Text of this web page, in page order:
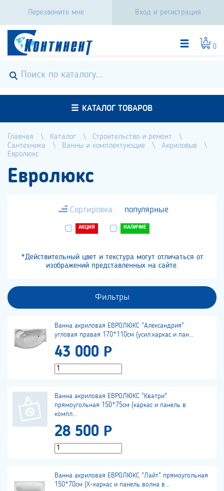
Перезвоните мне Вход и регистрация
0
КАТАЛОГ ТОВАРОВ
Главная Каталог
Строительство и ремонт
Сантехника
Ванны и комплектующие
Акриловые
Евролюкс
Евролюкс
Сортировка: популярные
АКЦИЯ НАЛИЧИЕ
*Действительный цвет и текстура могут отличаться от
изображений представленных на сайте.
Фильтры
Ванна акриловая ЕВРОЛЮКС "Александрия"
угловая правая 170*110см (усил.каркас и пан...
43 000 Р
Ванна акриловая ЕВРОЛЮКС "Кватри"
прямоугольная 150*75см (каркас и панель в
компл...
28 500 Р
Ванна акриловая ЕВРОЛЮКС "Лайт" прямоугольная
150*70см (Х-каркас и панель волна в...